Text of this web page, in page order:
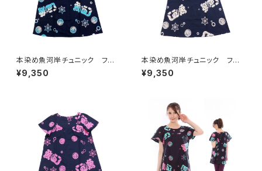
本染め魚河岸チュニック フリ
ーサイズ 浴衣生地 涼麻柄
紺×白・水色グラデーション 日
¥9,350
本染め魚河岸チュニック フリ
ーサイズ 浴衣生地 涼麻柄
紺×オフホワイト 日本製 注
¥9,350